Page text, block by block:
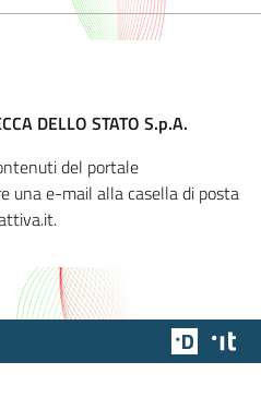
DELLO STATO S.p.A.
del portale
e-mail alla casella di posta
va.it.
Team